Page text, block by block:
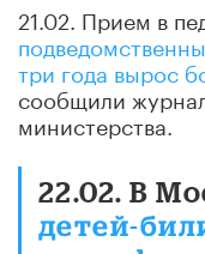
21.02. Прием в
три года вырос
сообщили
министерства.
22.02. В
детей-